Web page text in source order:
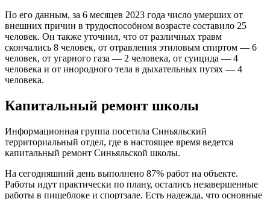
По его данным, за 6 месяцев 2023 года число умерших от
внешних причин в трудоспособном возрасте составило 25
человек. Он также уточнил, что от различных травм
скончались 8 человек, от отравления этиловым спиртом — 6
человек, от угарного газа — 2 человека, от суицида — 4
человека и от инородного тела в дыхательных путях — 4
человека.
Капитальный ремонт школы
Информационная группа посетила Синьяльский
территориальный отдел, где в настоящее время ведется
капитальный ремонт Синьяльской школы.
На сегодняшний день выполнено 87% работ на объекте.
Работы идут практически по плану, остались незавершенные
работы в пищеблоке и спортзале. Есть надежда, что основные